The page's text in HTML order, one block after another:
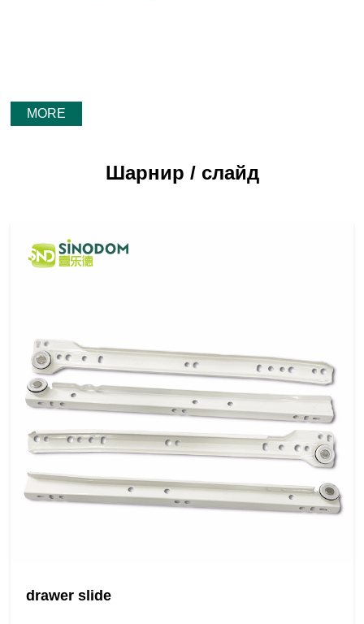
MORE
Шарнир / слайд
drawer slide